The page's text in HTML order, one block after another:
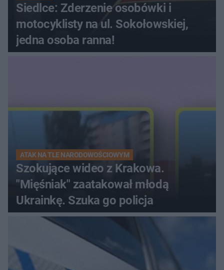
Siedlce: Zderzenie osobówki i
motocyklisty na ul. Sokołowskiej,
jedna osoba ranna!
ATAK NA TLE NARODOWOŚCIOWYM
Szokujące wideo z Krakowa.
"Mięśniak" zaatakował młodą
Ukrainkę. Szuka go policja